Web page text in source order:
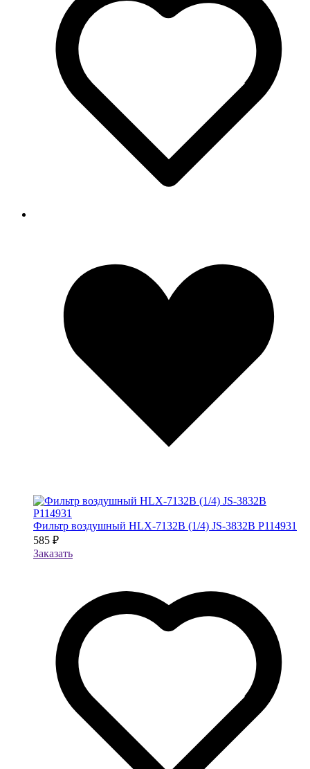
Фильтр воздушный HLX-7132B (1/4) JS-3832B P114931
585 ₽
Заказать